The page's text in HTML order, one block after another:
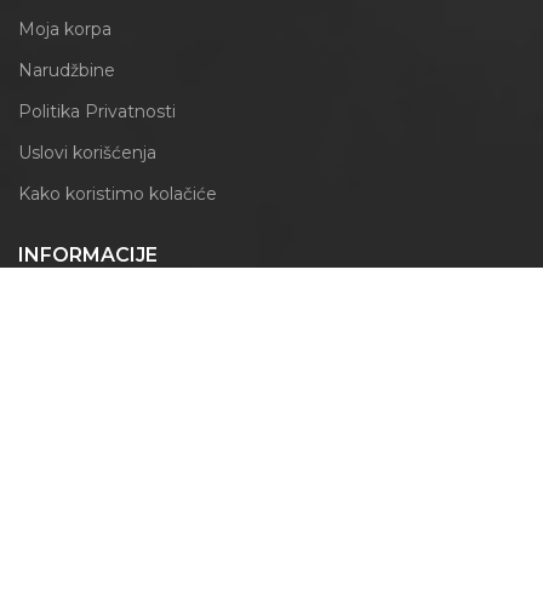
Moja korpa
Narudžbine
Politika Privatnosti
Uslovi korišćenja
Kako koristimo kolačiće
INFORMACIJE